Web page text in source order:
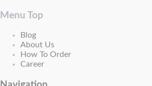
Menu Top
Blog
About Us
How To Order
Career